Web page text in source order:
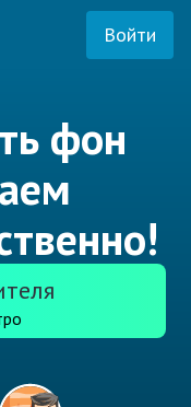
Войти
фон